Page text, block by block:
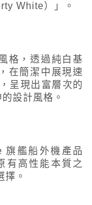
White）」。
格，透過純白基
在簡潔中展現速
呈現出富層次的
設計風格。
旗艦船外機產品
有高性能本質之
擇。